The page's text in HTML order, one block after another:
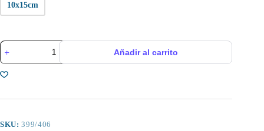
10x15cm
PCB
Universal
de
Doble
Añadir al carrito
SKU:399/406